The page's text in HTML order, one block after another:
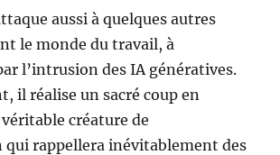
aussi à quelques autres
le monde du travail, à
l’intrusion des IA génératives.
il réalise un sacré coup en
créature de
qui rappellera inévitablement des